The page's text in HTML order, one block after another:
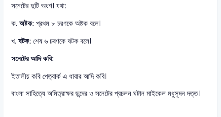
সনেটের দুটি অংশ। যথা:
ক.অষ্টক: প্রথম ৮ চরণকে অষ্টক বলে।
খ.ষটক:শেষ ৬ চরণকে ষটক বলে।
সনেটের আদি কবি:
ইতালীয় কবি পেত্রার্ক এ ধারার আদি কবি।
বাংলা সাহিত্যে অমিত্রাক্ষর ছন্দের ও সনেটের প্রচলন ঘটান মাইকেল মধুসূদন দত্ত।